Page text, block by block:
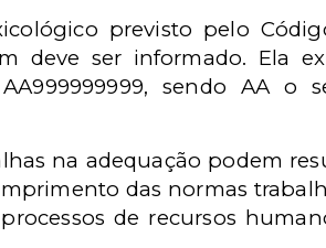
previsto pelo
deve ser informado. Ela
sendo AA o
na adequação podem
das normas
de recursos